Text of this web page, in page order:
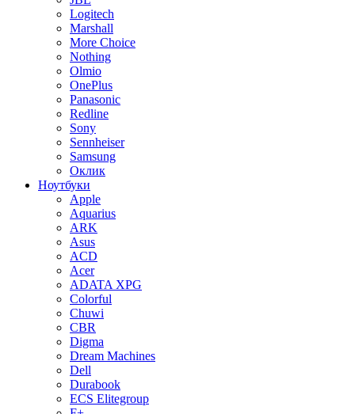
Logitech
Marshall
More Choice
Nothing
Olmio
OnePlus
Panasonic
Redline
Sony
Sennheiser
Samsung
Оклик
Ноутбуки
Apple
Aquarius
ARK
Asus
ACD
Acer
ADATA XPG
Colorful
Chuwi
CBR
Digma
Dream Machines
Dell
Durabook
ECS Elitegroup